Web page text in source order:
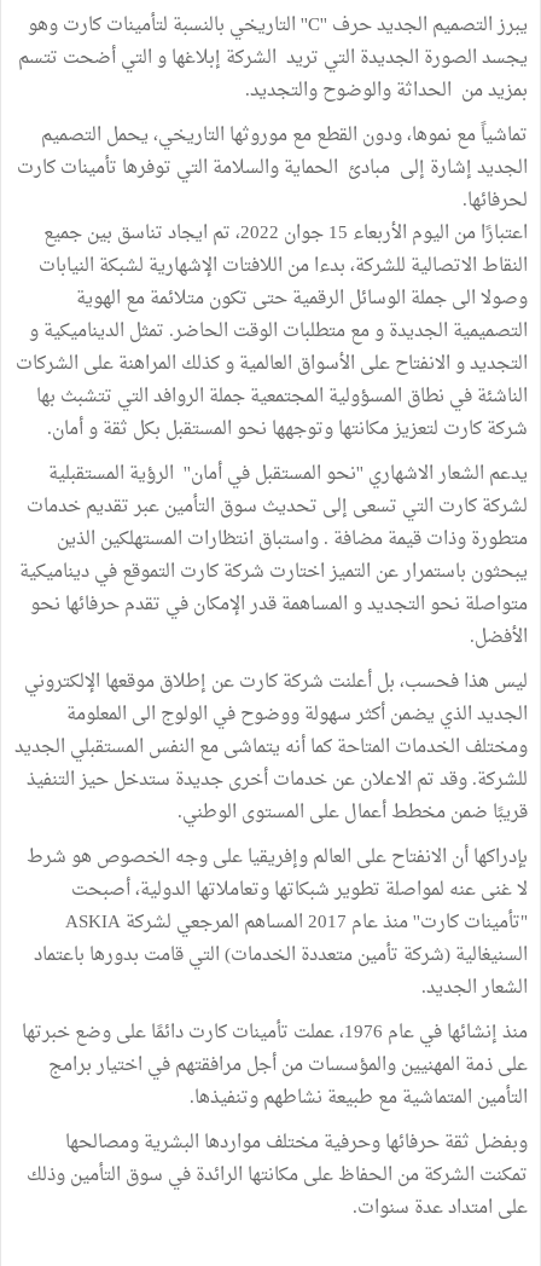
يبرز التصميم الجديد حرف ''C'' التاريخي بالنسبة لتأمينات كارت وهو
يجسد الصورة الجديدة التي تريد الشركة إبلاغها و التي أضحت تتسم
بمزيد من الحداثة والوضوح والتجديد.
تماشياً مع نموها، ودون القطع مع موروثها التاريخي، يحمل التصميم
الجديد إشارة إلى مبادئ الحماية والسلامة التي توفرها تأمينات كارت
لحرفائها.
اعتبارًا من اليوم الأربعاء 15 جوان 2022، تم ايجاد تناسق بين جميع
النقاط الاتصالية للشركة، بدءا من اللافتات الإشهارية لشبكة النيابات
وصولا الى جملة الوسائل الرقمية حتى تكون متلائمة مع الهوية
التصميمية الجديدة و مع متطلبات الوقت الحاضر. تمثل الديناميكية و
التجديد و الانفتاح على الأسواق العالمية و كذلك المراهنة على الشركات
الناشئة في نطاق المسؤولية المجتمعية جملة الروافد التي تتشبث بها
شركة كارت لتعزيز مكانتها وتوجهها نحو المستقبل بكل ثقة و أمان.
يدعم الشعار الاشهاري ''نحو المستقبل في أمان'' الرؤية المستقبلية
لشركة كارت التي تسعى إلى تحديث سوق التأمين عبر تقديم خدمات
متطورة وذات قيمة مضافة . واستباق انتظارات المستهلكين الذين
يبحثون باستمرار عن التميز اختارت شركة كارت التموقع في ديناميكية
متواصلة نحو التجديد و المساهمة قدر الإمكان في تقدم حرفائها نحو
الأفضل.
ليس هذا فحسب، بل أعلنت شركة كارت عن إطلاق موقعها الإلكتروني
الجديد الذي يضمن أكثر سهولة ووضوح في الولوج الى المعلومة
ومختلف الخدمات المتاحة كما أنه يتماشى مع النفس المستقبلي الجديد
للشركة. وقد تم الاعلان عن خدمات أخرى جديدة ستدخل حيز التنفيذ
قريبًا ضمن مخطط أعمال على المستوى الوطني.
بإدراكها أن الانفتاح على العالم وإفريقيا على وجه الخصوص هو شرط
لا غنى عنه لمواصلة تطوير شبكاتها وتعاملاتها الدولية، أصبحت
"تأمينات كارت'' منذ عام 2017 المساهم المرجعي لشركة ASKIA
السنيغالية (شركة تأمين متعددة الخدمات) التي قامت بدورها باعتماد
الشعار الجديد.
منذ إنشائها في عام 1976، عملت تأمينات كارت دائمًا على وضع خبرتها
على ذمة المهنيين والمؤسسات من أجل مرافقتهم في اختيار برامج
التأمين المتماشية مع طبيعة نشاطهم وتنفيذها.
وبفضل ثقة حرفائها وحرفية مختلف مواردها البشرية ومصالحها
تمكنت الشركة من الحفاظ على مكانتها الرائدة في سوق التأمين وذلك
على امتداد عدة سنوات.